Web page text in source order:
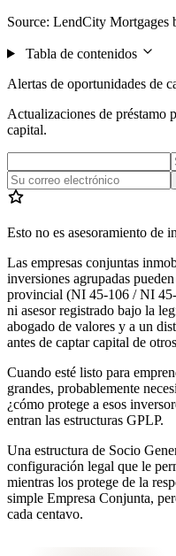
Source: LendCity Mortgages
Tabla de contenidos
Alertas de oportunidades de
Actualizaciones de préstamo
capital.
Esto no es asesoramiento de
Las empresas conjuntas
inversiones agrupadas
provincial (NI 45-106 / NI
ni asesor registrado bajo la
abogado de valores y a un
antes de captar capital de
Cuando esté listo para
grandes, probablemente
¿cómo protege a esos
entran las estructuras GPLP.
Una estructura de Socio
configuración legal que le
mientras los protege de la
simple Empresa Conjunta,
cada centavo.